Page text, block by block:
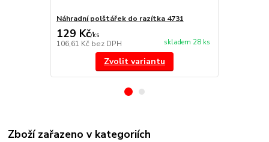
Náhradní polštářek do razítka 4731
129 Kč/ks
106,61 Kč bez DPH skladem 28 ks
Zvolit variantu
Zboží zařazeno v kategoriích